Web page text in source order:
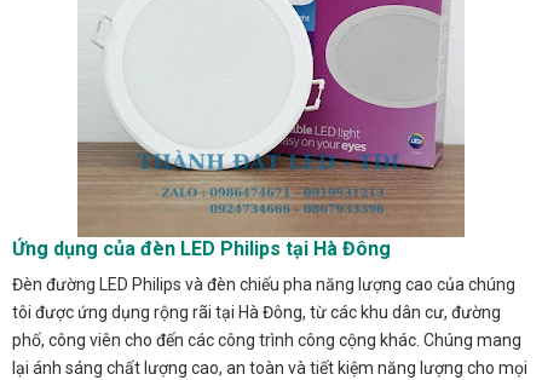
Ứng dụng của đèn LED Philips tại Hà Đông
Đèn đường LED Philips và đèn chiếu pha năng lượng cao của chúng
tôi được ứng dụng rộng rãi tại Hà Đông, từ các khu dân cư, đường
phố, công viên cho đến các công trình công cộng khác. Chúng mang
lại ánh sáng chất lượng cao, an toàn và tiết kiệm năng lượng cho mọi